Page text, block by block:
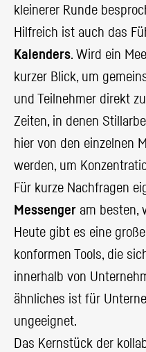
kleinerer Runde
Hilfreich ist auch das
Kalenders. Wird ein
kurzer Blick, um
und Teilnehmer direkt
Zeiten, in denen
hier von den einzelnen
werden, um
Für kurze Nachfragen
Messenger am besten,
Heute gibt es eine
konformen Tools, die
innerhalb von
ähnliches ist für
ungeeignet.
Das Kernstück der